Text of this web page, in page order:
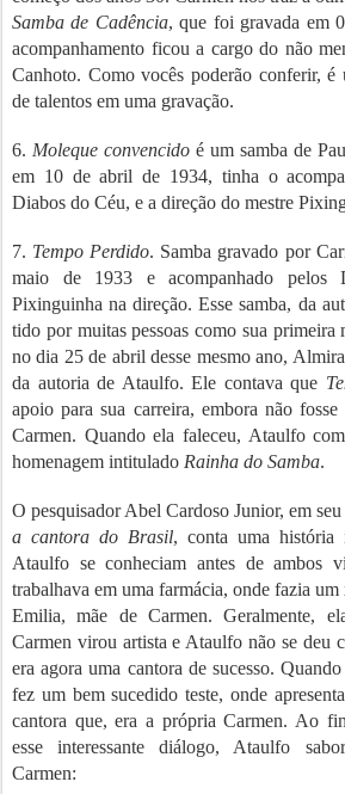
Samba de Cadência, que foi gravada em
acompanhamento ficou a cargo do não
Canhoto. Como vocês poderão conferir, é
de talentos em uma gravação.
6. Moleque convencido é um samba de
em 10 de abril de 1934, tinha o
Diabos do Céu, e a direção do mestre
7. Tempo Perdido. Samba gravado por
maio de 1933 e acompanhado pelos
Pixinguinha na direção. Esse samba, da
tido por muitas pessoas como sua primeira
no dia 25 de abril desse mesmo ano,
da autoria de Ataulfo. Ele contava que
apoio para sua carreira, embora não
Carmen. Quando ela faleceu, Ataulfo
homenagem intitulado Rainha do Samba.
O pesquisador Abel Cardoso Junior, em
a cantora do Brasil, conta uma história
Ataulfo se conheciam antes de ambos
trabalhava em uma farmácia, onde fazia
Emilia, mãe de Carmen. Geralmente,
Carmen virou artista e Ataulfo não se deu
era agora uma cantora de sucesso.
fez um bem sucedido teste, onde
cantora que, era a própria Carmen. Ao
esse interessante diálogo, Ataulfo
Carmen: